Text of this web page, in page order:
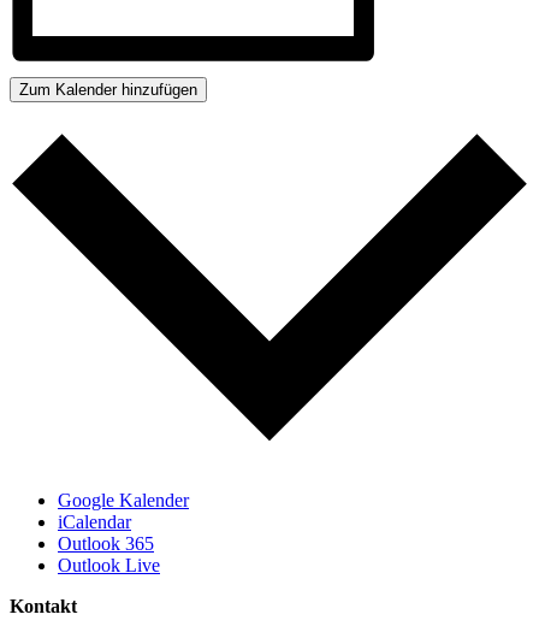
Zum Kalender hinzufügen
Google Kalender
iCalendar
Outlook 365
Outlook Live
Kontakt